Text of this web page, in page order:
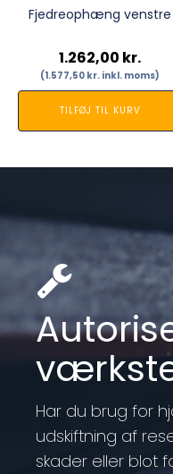
Fjedreophæng venstre
1.262,00 kr.
(1.577,50 kr. inkl. moms)
TILFØJ TIL KURV
Har du brug for
udskiftning af
skader eller blot